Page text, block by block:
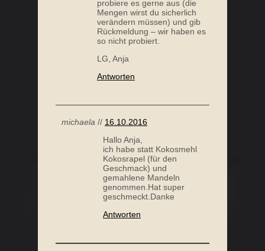
probiere es gerne aus (die
Mengen wirst du sicherlich
verändern müssen) und gib
Rückmeldung – wir haben es
so nicht probiert.
LG, Anja
Antworten
michaela // 16.10.2016
Hallo Anja,
ich habe statt Kokosmehl
Kokosrapel (für den
Geschmack) und
gemahlene Mandeln
genommen.Hat super
geschmeckt.Danke
Antworten